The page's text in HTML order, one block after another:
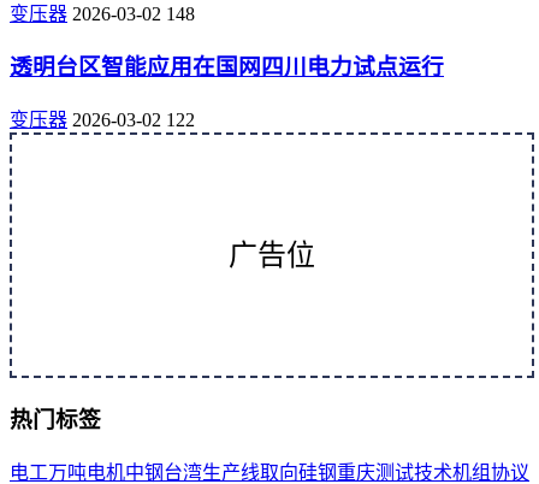
变压器 2026-03-02 148
透明台区智能应用在国网四川电力试点运行
变压器 2026-03-02 122
广告位
热门标签
电工万吨电机中钢台湾生产线取向硅钢重庆测试技术机组协议